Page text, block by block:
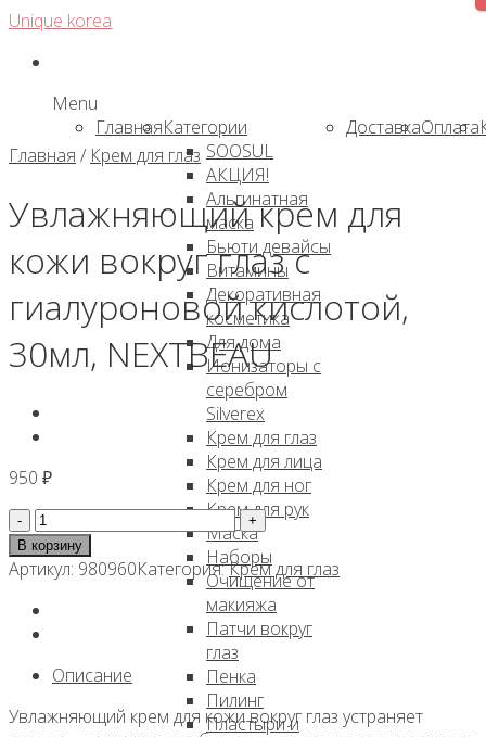
Skip
content
Unique korea
Menu
ГлавнаяКатегории
SOOSUL
АКЦИЯ!
Альгинатная
маска
Бьюти девайсы
Витамины
Декоративная
косметика
Для дома
Ионизаторы с
серебром
Silverex
Крем для глаз
Крем для лица
Крем для ног
Крем для рук
Маска
Наборы
Очищение от
макияжа
Патчи вокруг
глаз
Пенка
Пилинг
Пластыри и
ДоставкаОплата
Главная / Крем для глаз
Увлажняющий крем для
кожи вокруг глаз с
гиалуроновой кислотой,
30мл, NEXTBEAU
950 ₽
Количество
товара
Увлажняющий
для
кожи
глаз
с
В корзину
Артикул: 980960Категория:Крем для глаз
Описание
Увлажняющий крем для кожи вокруг глаз устраняет